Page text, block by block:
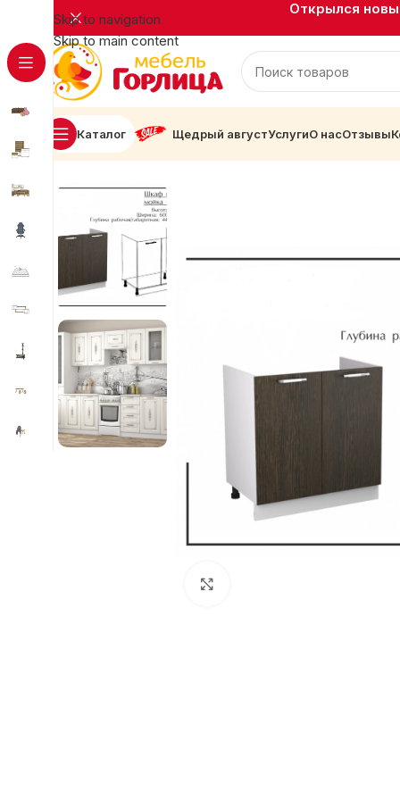
Skip to navigation
Skip to main content
Открылся
Каталог Щедрый августУслугиО насОтзывы
Главная Кухни